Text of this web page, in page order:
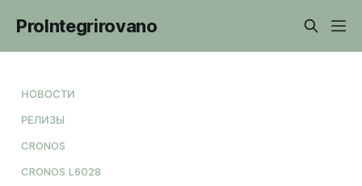
ProIntegrirovano
НОВОСТИ
РЕЛИЗЫ
CRONOS
CRONOS L6028